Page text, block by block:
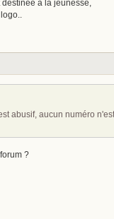
à la jeunesse,
abusif, aucun numéro
?